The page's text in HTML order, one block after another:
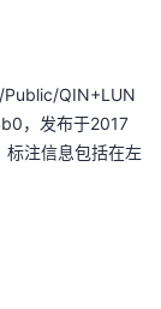
QIN+LUN
，发布于2017
注信息包括在左